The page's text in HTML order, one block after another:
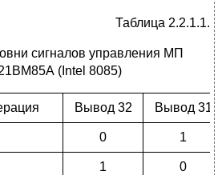
Таблица 2.2.1.1.
сигналов управления МП
(Intel 8085)
Вывод 32 Вывод 31
0 1
1 0